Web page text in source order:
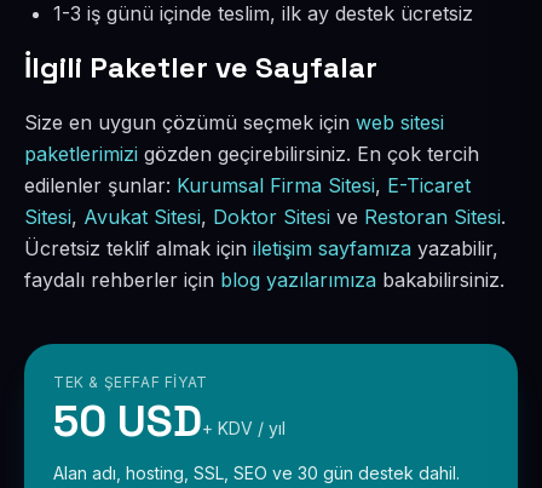
1-3 iş günü içinde teslim, ilk ay destek ücretsiz
İlgili Paketler ve Sayfalar
Size en uygun çözümü seçmek için web sitesi
paketlerimizi gözden geçirebilirsiniz. En çok tercih
edilenler şunlar: Kurumsal Firma Sitesi, E-Ticaret
Sitesi, Avukat Sitesi, Doktor Sitesi ve Restoran Sitesi.
Ücretsiz teklif almak için iletişim sayfamıza yazabilir,
faydalı rehberler için blog yazılarımıza bakabilirsiniz.
TEK & ŞEFFAF FIYAT
50 USD+ KDV / yıl
Alan adı, hosting, SSL, SEO ve 30 gün destek dahil.